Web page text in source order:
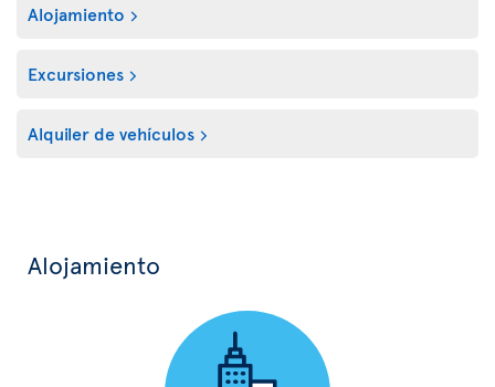
Alojamiento
Excursiones
Alquiler de vehículos
Alojamiento